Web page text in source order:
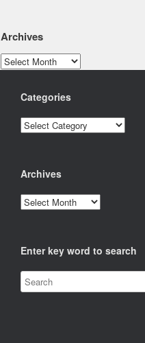
Archives
Archives
Categories
Categories
Archives
Archives
Enter key word to search